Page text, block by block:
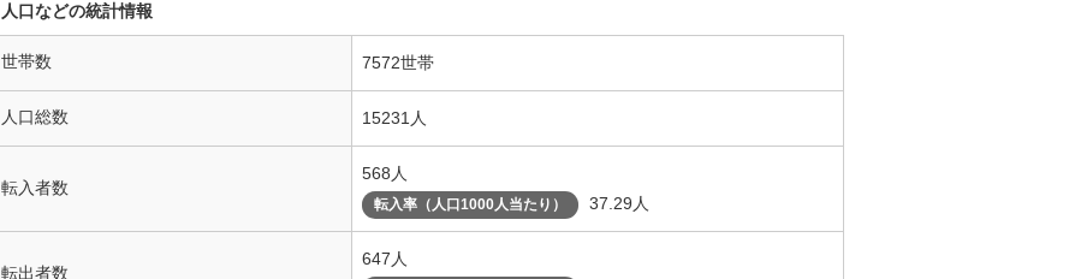
人口などの統計情報
世帯数 7572世帯
人口総数 15231人
転入者数
568人
転入率（人口1000人当たり） 37.29人
転出者数
647人